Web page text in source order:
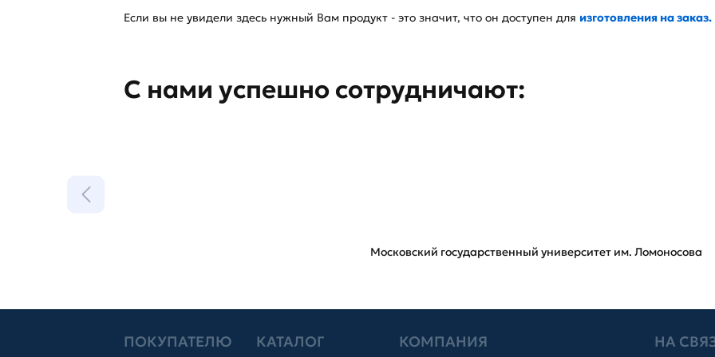
Если вы не увидели здесь нужный Вам продукт - это значит, что он доступен для изготовления на заказ.
С нами успешно сотрудничают:
Московский государственный университет им. Ломоносова
ПОКУПАТЕЛЮ КАТАЛОГ КОМПАНИЯ НА